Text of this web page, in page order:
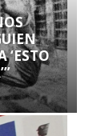
‘ESTO